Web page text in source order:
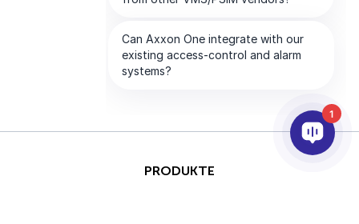
PRODUKTE
1